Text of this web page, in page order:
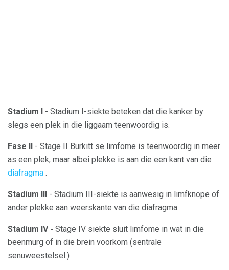
Stadium I - Stadium I-siekte beteken dat die kanker by
slegs een plek in die liggaam teenwoordig is.
Fase II - Stage II Burkitt se limfome is teenwoordig in meer
as een plek, maar albei plekke is aan die een kant van die
diafragma .
Stadium III - Stadium III-siekte is aanwesig in limfknope of
ander plekke aan weerskante van die diafragma.
Stadium IV - Stage IV siekte sluit limfome in wat in die
beenmurg of in die brein voorkom (sentrale
senuweestelsel.)